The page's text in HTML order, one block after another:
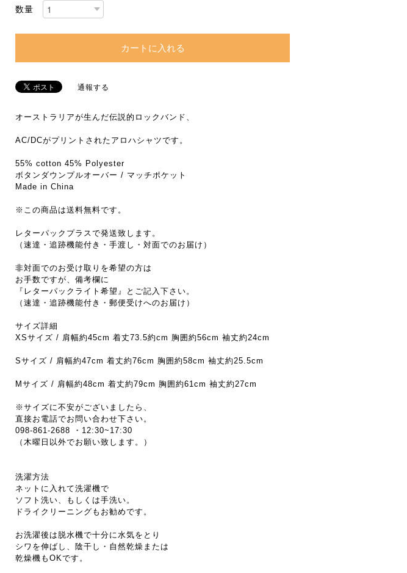
数量
カートに入れる
通報する
オーストラリアが生んだ伝説的ロックバンド、
AC/DCがプリントされたアロハシャツです。
55% cotton 45% Polyester
ボタンダウンプルオーバー / マッチポケット
Made in China
※この商品は送料無料です。
レターパックプラスで発送致します。
（速達・追跡機能付き・手渡し・対面でのお届け）
非対面でのお受け取りを希望の方は
お手数ですが、備考欄に
『レターパックライト希望』とご記入下さい。
（速達・追跡機能付き・郵便受けへのお届け）
サイズ詳細
XSサイズ / 肩幅約45cm 着丈73.5約cm 胸囲約56cm 袖丈約24cm
Sサイズ / 肩幅約47cm 着丈約76cm 胸囲約58cm 袖丈約25.5cm
Mサイズ / 肩幅約48cm 着丈約79cm 胸囲約61cm 袖丈約27cm
※サイズに不安がございましたら、
直接お電話でお問い合わせ下さい。
098-861-2688 ・12:30~17:30
（木曜日以外でお願い致します。）
洗濯方法
ネットに入れて洗濯機で
ソフト洗い、もしくは手洗い。
ドライクリーニングもお勧めです。
お洗濯後は脱水機で十分に水気をとり
シワを伸ばし、陰干し・自然乾燥または
乾燥機もOKです。